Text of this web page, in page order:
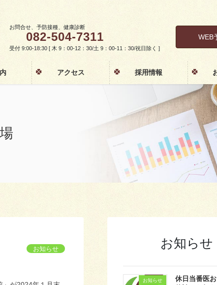
お問合せ、予防接種、健康診断
082-504-7311
受付 9:00-18:30 [ 木 9：00-12：30/土 9：00-11：30/祝日除く ]
WEB
アクセス 採用情報
お知らせ お知らせ
お知らせ
休日当番医